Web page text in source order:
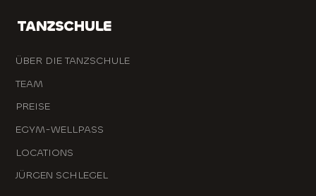
TANZSCHULE
ÜBER DIE TANZSCHULE
TEAM
PREISE
EGYM-WELLPASS
LOCATIONS
JÜRGEN SCHLEGEL